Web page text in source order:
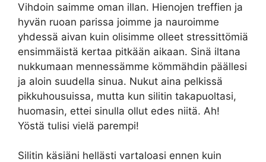
Vihdoin saimme oman illan. Hienojen treffien ja
hyvän ruoan parissa joimme ja nauroimme
yhdessä aivan kuin olisimme olleet stressittömiä
ensimmäistä kertaa pitkään aikaan. Sinä iltana
nukkumaan mennessämme kömmähdin päällesi
ja aloin suudella sinua. Nukut aina pelkissä
pikkuhousuissa, mutta kun silitin takapuoltasi,
huomasin, ettei sinulla ollut edes niitä. Ah!
Yöstä tulisi vielä parempi!
Silitin käsiäni hellästi vartaloasi ennen kuin